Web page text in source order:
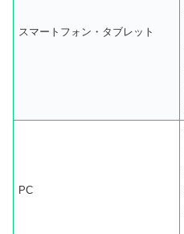
スマートフォン・タブレット
PC